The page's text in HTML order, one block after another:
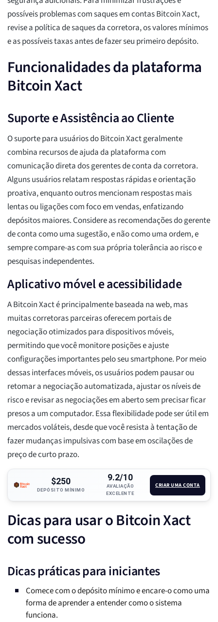
possíveis problemas com saques em contas Bitcoin Xact,
revise a política de saques da corretora, os valores mínimos
e as possíveis taxas antes de fazer seu primeiro depósito.
Funcionalidades da plataforma
Bitcoin Xact
Suporte e Assistência ao Cliente
O suporte para usuários do Bitcoin Xact geralmente
combina recursos de ajuda da plataforma com
comunicação direta dos gerentes de conta da corretora.
Alguns usuários relatam respostas rápidas e orientação
proativa, enquanto outros mencionam respostas mais
lentas ou ligações com foco em vendas, enfatizando
depósitos maiores. Considere as recomendações do gerente
de conta como uma sugestão, e não como uma ordem, e
sempre compare-as com sua própria tolerância ao risco e
pesquisas independentes.
Aplicativo móvel e acessibilidade
A Bitcoin Xact é principalmente baseada na web, mas
muitas corretoras parceiras oferecem portais de
negociação otimizados para dispositivos móveis,
permitindo que você monitore posições e ajuste
configurações importantes pelo seu smartphone. Por meio
dessas interfaces móveis, os usuários podem pausar ou
retomar a negociação automatizada, ajustar os níveis de
risco e revisar as negociações em aberto sem precisar ficar
presos a um computador. Essa flexibilidade pode ser útil em
mercados voláteis, desde que você resista à tentação de
fazer mudanças impulsivas com base em oscilações de
preço de curto prazo.
$250
DEPÓSITO MÍNIMO
9.2/10
AVALIAÇÃO
EXCELENTE
CRIAR UMA CONTA
Dicas para usar o Bitcoin Xact
com sucesso
Dicas práticas para iniciantes
Comece com o depósito mínimo e encare-o como uma
forma de aprender a entender como o sistema
funciona.